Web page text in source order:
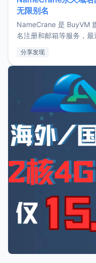
无限别名
NameCrane 是 BuyVM
名注册和邮箱等服务，
又实惠的域名邮箱，不
分享发现